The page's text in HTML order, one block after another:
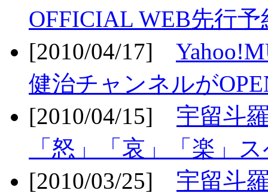
OFFICIAL WEB先行
[2010/04/17]
健治チャンネルが
[2010/04/15] 宇留斗
「怒」「哀」「楽」
[2010/03/25] 宇留斗